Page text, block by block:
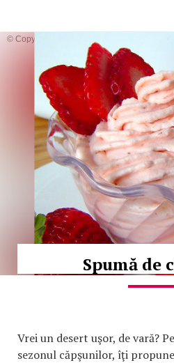
© Copyright: iStockphoto
Spumă de
Vrei un desert uşor, de vară?
sezonul căpşunilor, îţi